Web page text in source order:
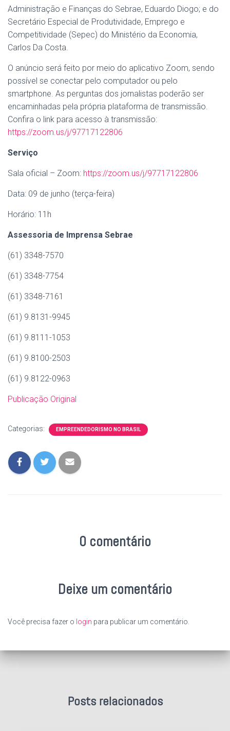
Administração e Finanças do Sebrae, Eduardo Diogo; e do
Secretário Especial de Produtividade, Emprego e
Competitividade (Sepec) do Ministério da Economia,
Carlos Da Costa.
O anúncio será feito por meio do aplicativo Zoom, sendo
possível se conectar pelo computador ou pelo
smartphone. As perguntas dos jornalistas poderão ser
encaminhadas pela própria plataforma de transmissão.
Confira o link para acesso à transmissão:
https://zoom.us/j/97717122806
Serviço
Sala oficial – Zoom: https://zoom.us/j/97717122806
Data: 09 de junho (terça-feira)
Horário: 11h
Assessoria de Imprensa Sebrae
(61) 3348-7570
(61) 3348-7754
(61) 3348-7161
(61) 9.8131-9945
(61) 9.8111-1053
(61) 9.8100-2503
(61) 9.8122-0963
Publicação Original
Categorias: EMPREENDEDORISMO NO BRASIL
0 comentário
Deixe um comentário
Você precisa fazer o login para publicar um comentário.
Posts relacionados